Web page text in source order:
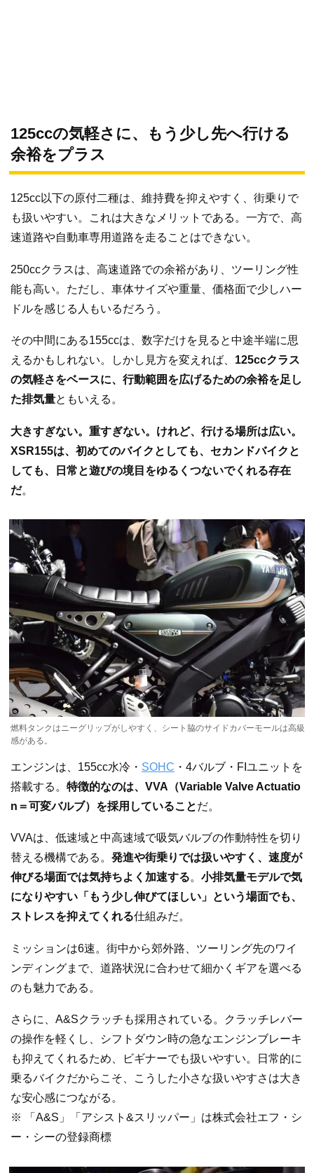
125ccの気軽さに、もう少し先へ行ける
余裕をプラス
125cc以下の原付二種は、維持費を抑えやすく、街乗りで
も扱いやすい。これは大きなメリットである。一方で、高
速道路や自動車専用道路を走ることはできない。
250ccクラスは、高速道路での余裕があり、ツーリング性
能も高い。ただし、車体サイズや重量、価格面で少しハー
ドルを感じる人もいるだろう。
その中間にある155ccは、数字だけを見ると中途半端に思
えるかもしれない。しかし見方を変えれば、 125ccクラス
の気軽さをベースに、行動範囲を広げるための余裕を足し
た排気量ともいえる。
大きすぎない。重すぎない。けれど、行ける場所は広い。
XSR155は、初めてのバイクとしても、セカンドバイクと
しても、日常と遊びの境目をゆるくつないでくれる存在
だ。
燃料タンクはニーグリップがしやすく、シート脇のサイドカバーモールは高級
感がある。
エンジンは、155cc水冷・ SOHC ・4バルブ・FIユニットを
搭載する。 特徴的なのは、VVA（Variable Valve Actuatio
n＝可変バルブ）を採用していることだ。
VVAは、低速域と中高速域で吸気バルブの作動特性を切り
替える機構である。 発進や街乗りでは扱いやすく、速度が
伸びる場面では気持ちよく加速する。 小排気量モデルで気
になりやすい「もう少し伸びてほしい」という場面でも、
ストレスを抑えてくれる仕組みだ。
ミッションは6速。街中から郊外路、ツーリング先のワイ
ンディングまで、道路状況に合わせて細かくギアを選べる
のも魅力である。
さらに、A&Sクラッチも採用されている。クラッチレバー
の操作を軽くし、シフトダウン時の急なエンジンブレーキ
も抑えてくれるため、ビギナーでも扱いやすい。日常的に
乗るバイクだからこそ、こうした小さな扱いやすさは大き
な安心感につながる。
※ 「A&S」「アシスト&スリッパー」は株式会社エフ・シ
ー・シーの登録商標